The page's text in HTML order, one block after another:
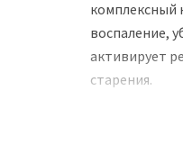
комплексный
воспаление,
активирует
старения.